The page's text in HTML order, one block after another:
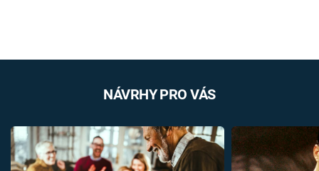
NÁVRHY PRO VÁS